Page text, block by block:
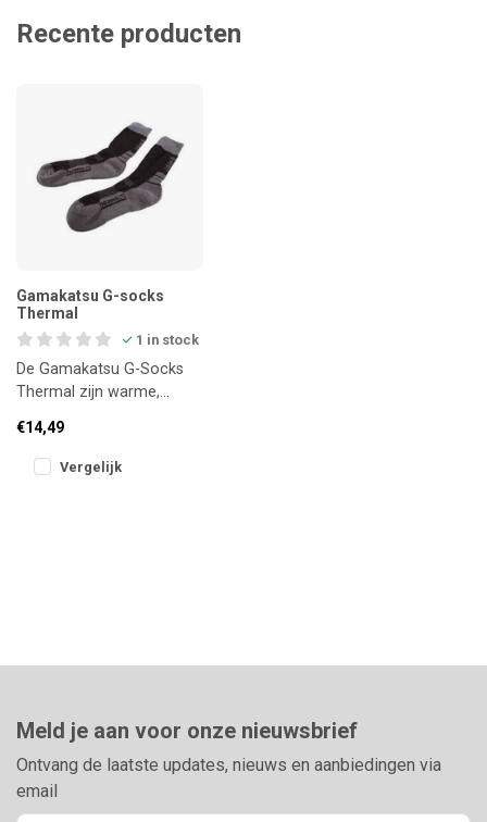
Recente producten
Gamakatsu G-socks
Thermal
1 in stock
De Gamakatsu G-Socks
Thermal zijn warme,
thermosokken die
speciaal zijn ontwikkeld
€14,49
Vergelijk
Meld je aan voor onze nieuwsbrief
Ontvang de laatste updates, nieuws en aanbiedingen via
email